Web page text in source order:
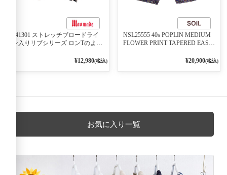
541301 ストレッチブロードライ
ン入りリブシリーズ ロンTのよう
プルオーバー 79ネイビー¥12,980(税込)
NSL25555 40s POPLIN MEDIUM
FLOWER PRINT TAPERED EASY
¥20,900(税込)
お気に入り一覧